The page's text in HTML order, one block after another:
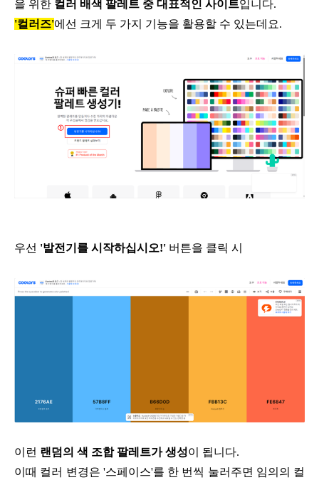
을 위한 컬러 배색 팔레트 중 대표적인 사이트입니다.
'컬러즈'에선 크게 두 가지 기능을 활용할 수 있는데요.
우선 '발전기를 시작하십시오!' 버튼을 클릭 시
이런 랜덤의 색 조합 팔레트가생성이 됩니다.
이때 컬러 변경은 '스페이스'를 한 번씩 눌러주면 임의의 컬